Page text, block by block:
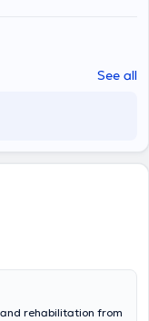
See all
rehabilitation from